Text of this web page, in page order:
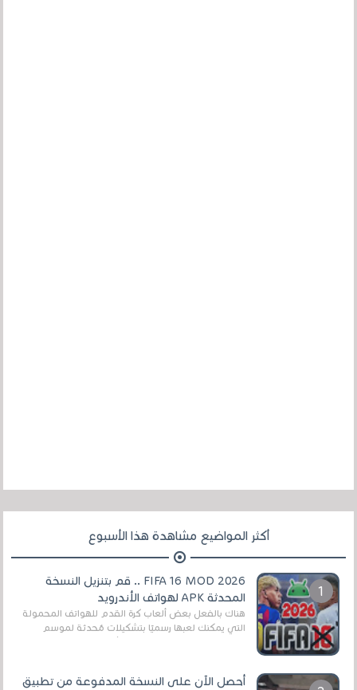
أكثر المواضيع مشاهدة هذا الأسبوع
FIFA 16 MOD 2026 .. قم بتنزيل النسخة
المحدثة APK لهواتف الأندرويد
هناك بالفعل بعض ألعاب كرة القدم للهواتف المحمولة
التي يمكنك لعبها رسميًا بتشكيلات مُحدثة لموسم
أحصل الآن على النسخة المدفوعة من تطبيق